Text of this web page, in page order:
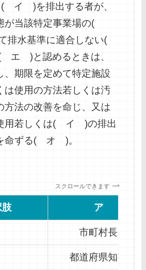
)を排出する者が、
が当該特定事業場の(
排水基準に適合しない(
)と認めるときは、
、期限を定めて特定施設
は使用の方法若しくは汚
方法の改善を命じ、又は
用若しくは( イ )の排出
命ずる( オ )。
スクロールできます
肢 ア
市町村長
都道府県知事